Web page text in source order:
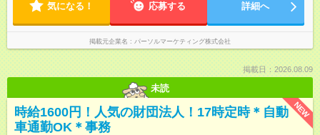
気になる！ 応募する 詳細へ
掲載元企業名 パーソルマーケティング株式会社
掲載日：2026.08.09
未読
NEW
時給1600円！人気の財団法人！17時定時＊自動
車通勤OK＊事務